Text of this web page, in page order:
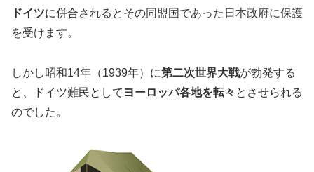
ドイツに併合されるとその同盟国であった日本政府に保護
を受けます。
しかし昭和14年（1939年）に第二次世界大戦が勃発する
と、ドイツ難民として ヨーロッパ各地を転々 とさせられる
のでした。